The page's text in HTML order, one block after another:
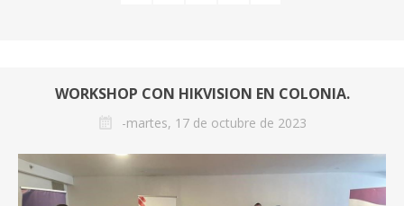
WORKSHOP CON HIKVISION EN COLONIA.
-martes, 17 de octubre de 2023